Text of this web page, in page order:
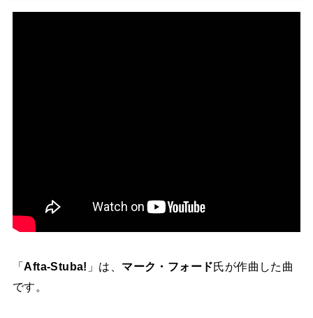
「Afta-Stuba! 」は、 マーク・フォード氏が作曲した曲
です。